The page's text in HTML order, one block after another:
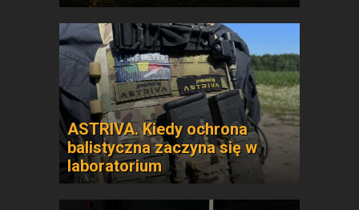
ASTRIVA. Kiedy ochrona
balistyczna zaczyna się w
laboratorium